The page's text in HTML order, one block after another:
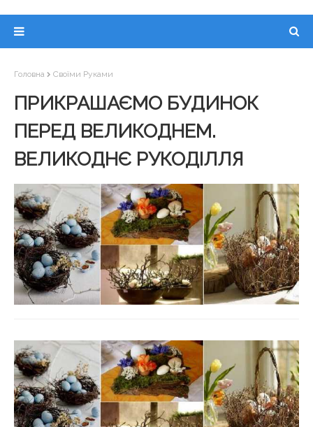
Головна Своїми Руками
ПРИКРАШАЄМО БУДИНОК
ПЕРЕД ВЕЛИКОДНЕМ.
ВЕЛИКОДНЄ РУКОДІЛЛЯ